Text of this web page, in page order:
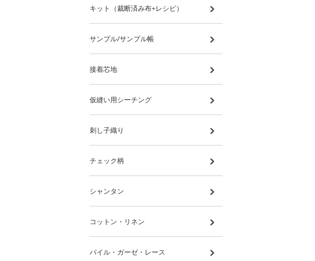
キット（裁断済み布+レシピ）
サンプル/サンプル帳
接着芯地
仮縫い用シーチング
刺し子織り
チェック柄
シャンタン
コットン・リネン
パイル・ガーゼ・レース